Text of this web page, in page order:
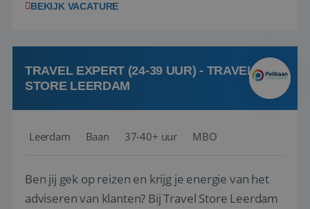
(onderdeel van Pelikaan Travel Group) zoeken
team het reisbureau verder...
BEKIJK VACATURE
TRAVEL EXPERT (24-39 UUR) - TRAVEL
STORE LEERDAM
Leerdam Baan 37-40+ uur MBO
Ben jij gek op reizen en krijg je energie van het
adviseren van klanten? Bij Travel Store Leerdam